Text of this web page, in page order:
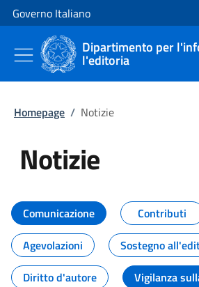
Vai al contenuto
Vai alla navigazione del sito
Governo Italiano
Dipartimento per
l'editoria
Homepage / Notizie
Notizie
Tutti i contenuti
Comunicazione
Contributi
Agevolazioni
Sostegno
Diritto d'autore
Vigilanza